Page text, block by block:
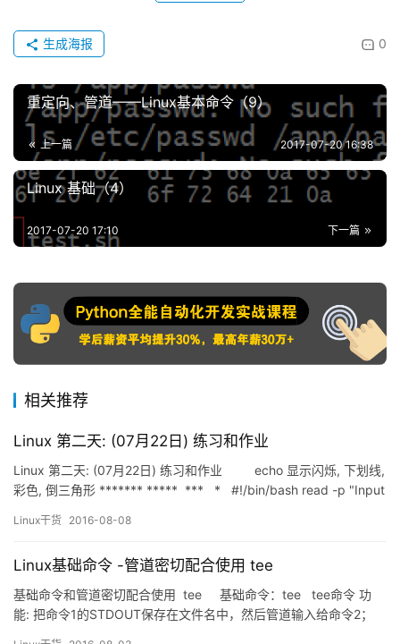
0
生成海报
重定向、管道——Linux基本命令（9）
上一篇 2017-07-20 16:38
Linux 基础（4）
下一篇
2017-07-20 17:10
相关推荐
Linux 第二天: (07月22日) 练习和作业
Linux 第二天: (07月22日) 练习和作业 echo 显示闪烁, 下划线,
彩色, 倒三角形 ******* ***** *** * #!/bin/bash read -p "Input
Linux干货 2016-08-08
Linux基础命令 -管道密切配合使用 tee
基础命令和管道密切配合使用 tee 基础命令：tee tee命令 功
能: 把命令1的STDOUT保存在文件名中，然后管道输入给命令2；